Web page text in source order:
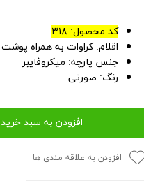
کد محصول: ۳۱۸
اقلام: کراوات به همراه پوشت
جنس پارچه: میکروفایبر
رنگ: صورتی
افزودن به سبد خرید
افزودن به علاقه مندی ها